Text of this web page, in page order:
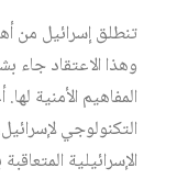
تنطلق إسرائيل من
وهذا الاعتقاد
المفاهيم الأمنية
التكنولوجي
الإسرائيلية